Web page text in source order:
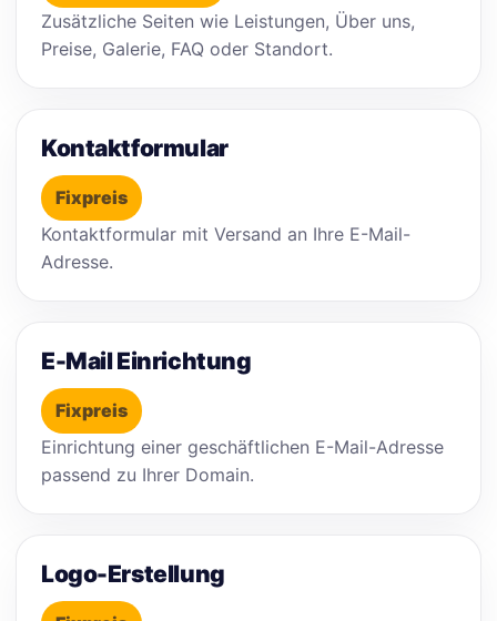
Zusätzliche Seiten wie Leistungen, Über uns,
Preise, Galerie, FAQ oder Standort.
Kontaktformular
Fixpreis
Kontaktformular mit Versand an Ihre E-Mail-
Adresse.
E-Mail Einrichtung
Fixpreis
Einrichtung einer geschäftlichen E-Mail-Adresse
passend zu Ihrer Domain.
Logo-Erstellung